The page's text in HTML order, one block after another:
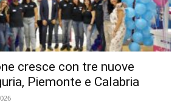
cresce con tre nuove
Piemonte e Calabria